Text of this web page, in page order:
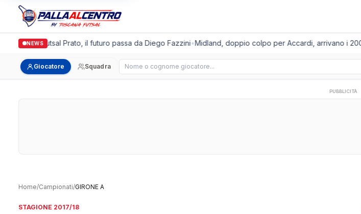
NEWS
Italgronda Futsal Prato, il futuro passa da Diego Fazzini•Midland, doppio colpo per Accardi, arrivano i
Giocatore Squadra Cerca giocatore
PUBBLICITÀ
Home/Campionati/GIRONE A
STAGIONE 2017/18